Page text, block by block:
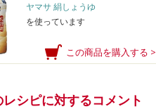
ヤマサ 絹しょうゆ
を使っています
この商品を購入する >
レシピに対するコメント